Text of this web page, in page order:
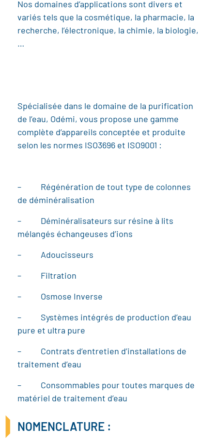
Nos domaines d’applications sont divers et
variés tels que la cosmétique, la pharmacie, la
recherche, l’électronique, la chimie, la biologie,
…
Spécialisée dans le domaine de la purification
de l’eau, Odémi, vous propose une gamme
complète d’appareils conceptée et produite
selon les normes ISO3696 et ISO9001 :
– Régénération de tout type de colonnes
de déminéralisation
– Déminéralisateurs sur résine à lits
mélangés échangeuses d’ions
– Adoucisseurs
– Filtration
– Osmose Inverse
– Systèmes intégrés de production d’eau
pure et ultra pure
– Contrats d’entretien d’installations de
traitement d’eau
– Consommables pour toutes marques de
matériel de traitement d’eau
NOMENCLATURE :